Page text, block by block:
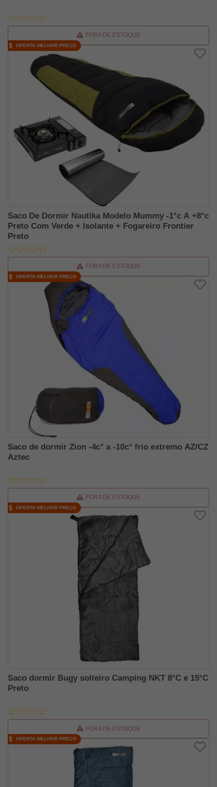
FORA DE ESTOQUE
Saco De Dormir Nautika Modelo Mummy -1°c A +8°c
Preto Com Verde + Isolante + Fogareiro Frontier
Preto
FORA DE ESTOQUE
OFERTA MELHOR PREÇO
Saco de dormir Zion -4c° a -10c° frio extremo AZ/CZ
Aztec
FORA DE ESTOQUE
OFERTA MELHOR PREÇO
Saco dormir Bugy solteiro Camping NKT 8°C e 15°C
Preto
FORA DE ESTOQUE
OFERTA MELHOR PREÇO
OFERTA MELHOR PREÇO